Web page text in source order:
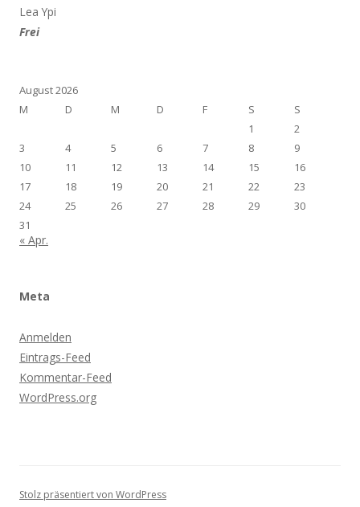
Lea Ypi
Frei
August 2026
M
D M D F S
S
1
2
3
4 5 6 7 8
9
10
11 12 13 14 15
16
17
18 19 20 21 22
23
24
25 26 27 28 29
30
31
« Apr.
Meta
Anmelden
Eintrags-Feed
Kommentar-Feed
WordPress.org
Stolz präsentiert von WordPress